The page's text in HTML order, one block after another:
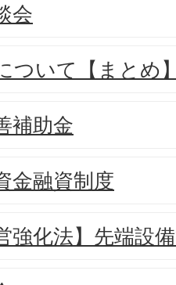
会
ついて【まとめ
補助金
金融資制度
強化法】先端設